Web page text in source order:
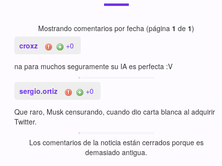
Mostrando comentarios por fecha (página 1 de 1)
croxz
+0
na para muchos seguramente su IA es perfecta :V
sergio.ortiz +0
Que raro, Musk censurando, cuando dio carta blanca al adquirir
Twitter.
Los comentarios de la noticia están cerrados porque es
demasiado antigua.